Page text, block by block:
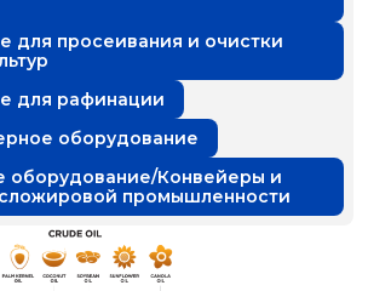
для просеивания и очистки
для рафинации
оборудование
оборудование/Конвейеры и
промышленности